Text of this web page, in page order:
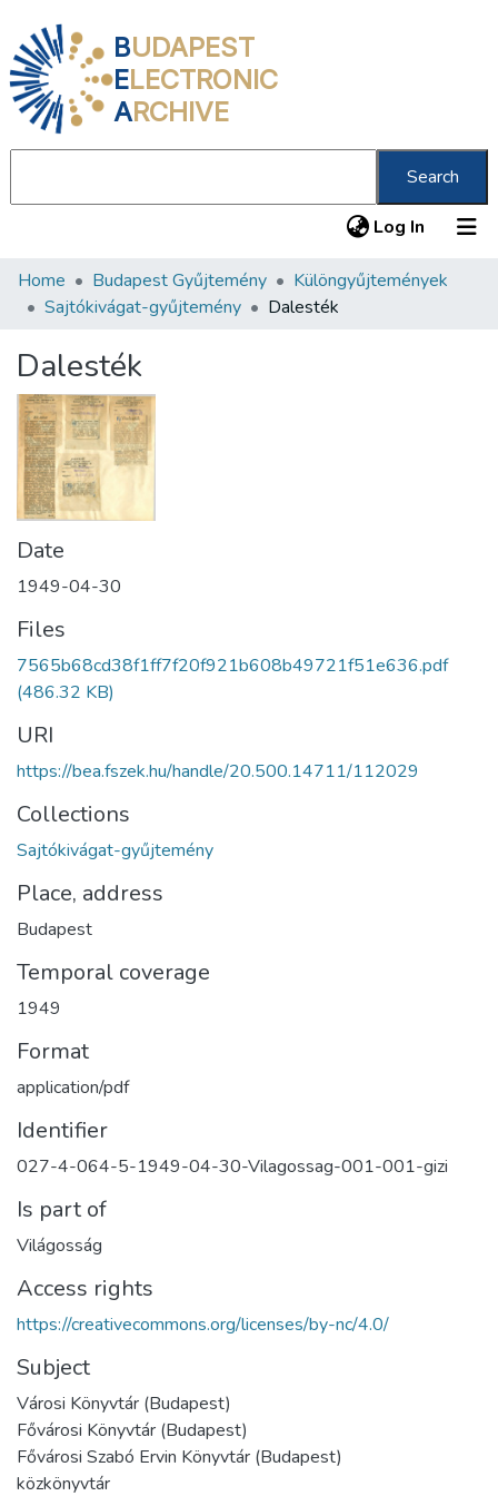
BUDAPEST
ELECTRONIC
ARCHIVE
Search
Log In (current)
Communities & Collections
Statistics
About us
Home Budapest Gyűjtemény
Különgyűjtemények
Sajtókivágat-gyűjtemény
Dalesték
Dalesték
Date
1949-04-30
Files
7565b68cd38f1ff7f20f921b608b49721f51e636.pdf
(486.32 KB)
URI
https://bea.fszek.hu/handle/20.500.14711/112029
Collections
Sajtókivágat-gyűjtemény
Place, address
Budapest
Temporal coverage
1949
Format
application/pdf
Identifier
027-4-064-5-1949-04-30-Vilagossag-001-001-gizi
Is part of
Világosság
Access rights
https://creativecommons.org/licenses/by-nc/4.0/
Subject
Városi Könyvtár (Budapest)
Fővárosi Könyvtár (Budapest)
Fővárosi Szabó Ervin Könyvtár (Budapest)
közkönyvtár